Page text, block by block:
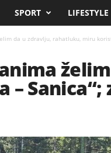
SPORT LIFESTYLE
da u zdravlju, rahatluku, miru